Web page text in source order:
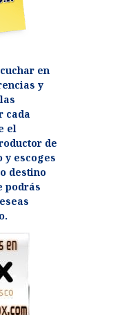
en
y
cada
el
de
escoges
destino
podrás